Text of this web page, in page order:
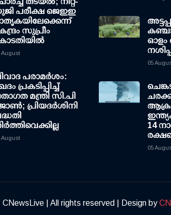
പരീക്ഷ ജെഇഇ
സുപ്രീം
August
പരാമര്‍ശം:
പ്രകടിപ്പിച്ച്
മന്ത്രി സി.പി
പ്രിയദര്‍ശിനി
August
ഓളം
05
14
05
| All rights reserved | Design by